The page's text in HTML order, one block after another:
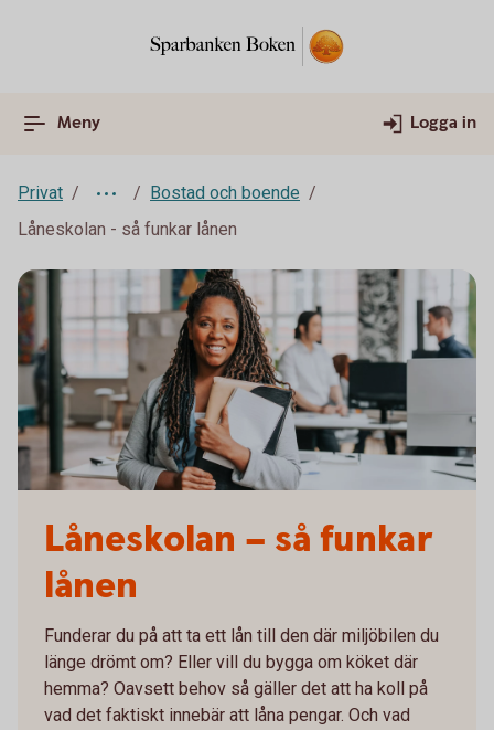
Meny Logga in
Privat
Bostad och boende
Låneskolan - så funkar lånen
Låneskolan – så funkar
lånen
Funderar du på att ta ett lån till den där miljöbilen du
länge drömt om? Eller vill du bygga om köket där
hemma? Oavsett behov så gäller det att ha koll på
vad det faktiskt innebär att låna pengar. Och vad